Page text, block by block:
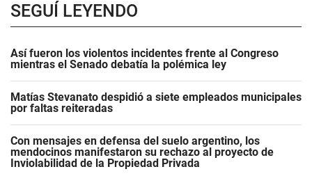
SEGUÍ LEYENDO
Así fueron los violentos incidentes frente al Congreso
mientras el Senado debatía la polémica ley
Matías Stevanato despidió a siete empleados municipales
por faltas reiteradas
Con mensajes en defensa del suelo argentino, los
mendocinos manifestaron su rechazo al proyecto de
Inviolabilidad de la Propiedad Privada